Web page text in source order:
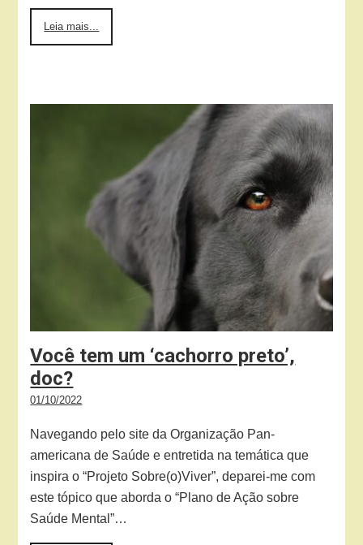
Leia mais...
Você tem um ‘cachorro preto’,
doc?
01/10/2022
Navegando pelo site da Organização Pan-
americana de Saúde e entretida na temática que
inspira o “Projeto Sobre(o)Viver”, deparei-me com
este tópico que aborda o “Plano de Ação sobre
Saúde Mental”…